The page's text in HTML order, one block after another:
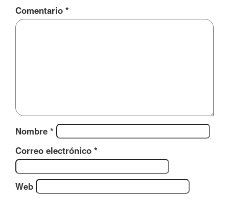
Comentario *
Nombre *
Correo electrónico *
Web